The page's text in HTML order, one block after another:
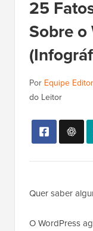
25
Sobre o
Por Equipe
do Leitor
Quer saber
O WordPress